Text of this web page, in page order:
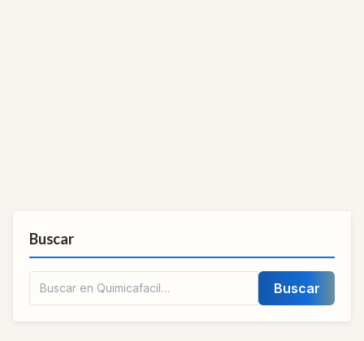
Buscar
Buscar